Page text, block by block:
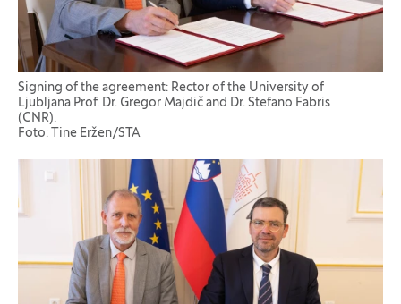
Signing of the agreement: Rector of the University of
Ljubljana Prof. Dr. Gregor Majdič and Dr. Stefano Fabris
(CNR).
Foto: Tine Eržen/STA